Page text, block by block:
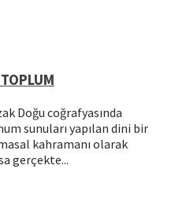
Doğu coğrafyasında
sunuları yapılan dini bir
kahramanı olarak
gerçekte...